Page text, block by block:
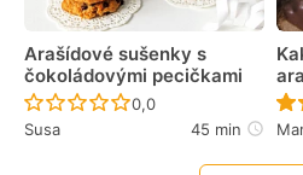
Arašídové sušenky s
čokoládovými pecičkami
Recept ještě nebyl
0,0
Susa
45 min